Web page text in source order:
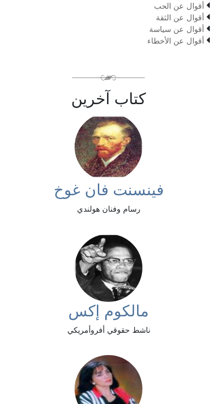
 أقوال عن الحب
 أقوال عن الثقة
 أقوال عن سياسة
 أقوال عن الأخطاء
كتاب آخرين
فينسنت فان غوخ
رسام وفنان هولندي
مالكوم إكس
ناشط حقوقي أفروأمريكي